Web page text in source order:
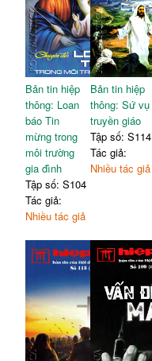
Bản tin hiệp
thông: Loan
báo Tin
mừng trong
môi trường
gia đình
Tập số: S104
Tác giả:
Nhiều tác giả
Bản tin hiệp
thông: Sứ vụ
truyền giáo
Tập số: S114
Tác giả:
Nhiều tác giả